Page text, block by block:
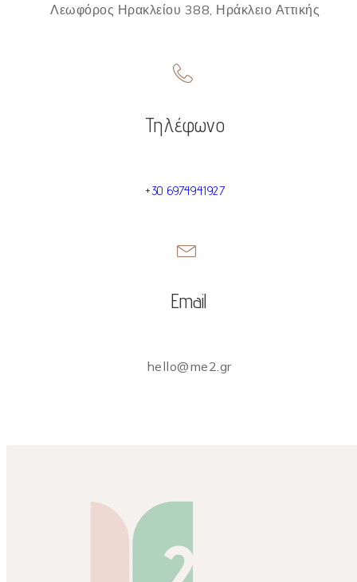
Λεωφόρος Ηρακλείου 388, Ηράκλειο Αττικής
Τηλέφωνο
+30 6974941927
Email
hello@me2.gr